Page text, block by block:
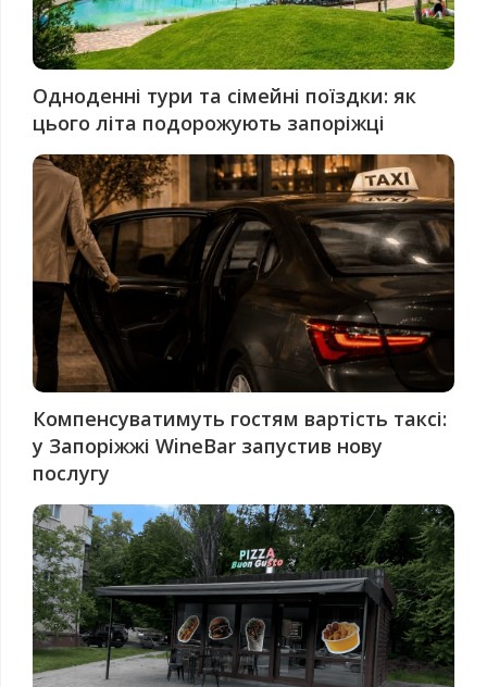
Одноденні тури та сімейні поїздки: як
цього літа подорожують запоріжці
Компенсуватимуть гостям вартість таксі:
у Запоріжжі WineBar запустив нову
послугу